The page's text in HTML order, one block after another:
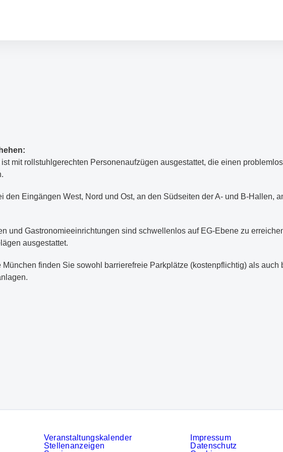
mit rollstuhlgerechten Personenaufzügen ausgestattet, die einen
den Eingängen West, Nord und Ost, an den Südseiten der A- und B-Hallen,
und Gastronomieeinrichtungen sind schwellenlos auf EG-Ebene zu
ausgestattet.
München finden Sie sowohl barrierefreie Parkplätze (kostenpflichtig) als auch
Veranstaltungskalender
Stellenanzeigen
Impressum
Datenschutz